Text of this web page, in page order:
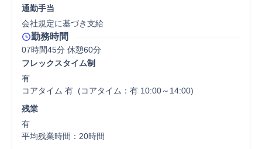
通勤手当
会社規定に基づき支給
勤務時間
07時間45分 休憩60分
フレックスタイム制
有
コアタイム 有  (コアタイム：有 10:00～14:00)
残業
有
平均残業時間：20時間